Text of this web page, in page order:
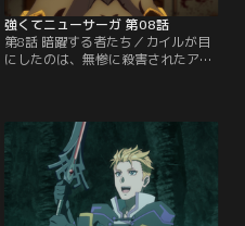
強くてニューサーガ 第08話
第8話 暗躍する者たち／カイルが目
にしたのは、無惨に殺害されたアル
と交戦する。一方、ゴウはシルドニ
アに助言を仰ぎながら開発を進めて
いた。休憩時間にセランはこの街の
どこかにあるという聖剣ランドの話
を聞き興味を示す。その時、ガザス
の家を何者かが襲撃して…